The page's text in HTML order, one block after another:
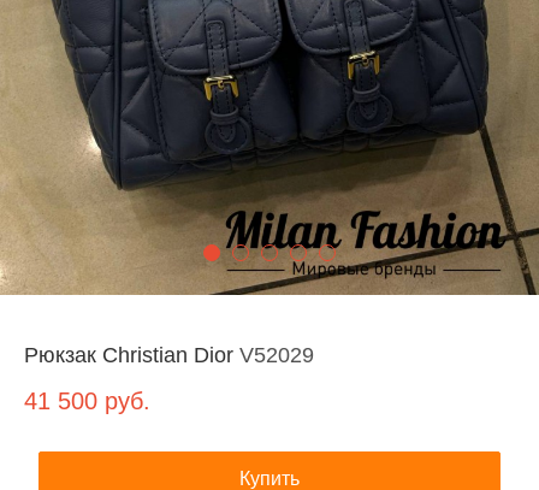
Рюкзак Christian Dior V52029
41 500 руб.
Купить